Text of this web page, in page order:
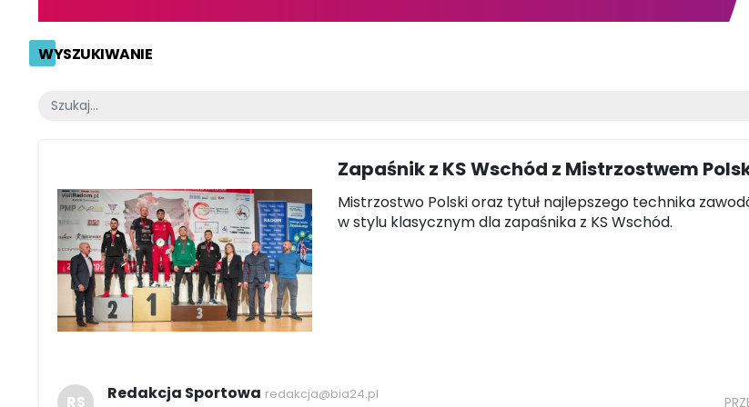
WYSZUKIWANIE
Zapaśnik z KS Wschód z Mistrzostwem
Mistrzostwo Polski oraz tytuł najlepszego technika
w stylu klasycznym dla zapaśnika z KS Wschód.
RS Redakcja Sportowa redakcja@bia24.pl